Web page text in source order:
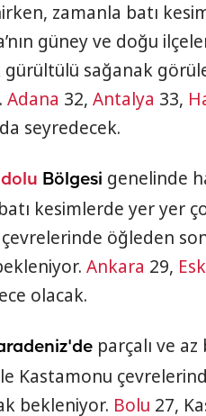
zamanla batı
güney ve doğu
sağanak
Adana 32, Antalya 33,
seyredecek.
Bölgesi genelinde
kesimlerde yer yer
çevrelerinde öğleden
Ankara 29,
olacak.
parçalı ve
Kastamonu
bekleniyor. Bolu 27,